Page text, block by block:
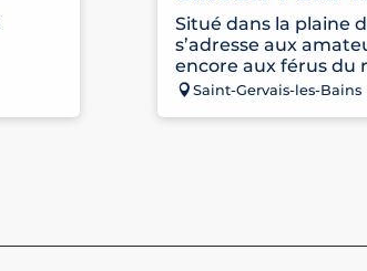
Situé dans la plaine
s’adresse aux
encore aux férus du
Saint-Gervais-les-Bains